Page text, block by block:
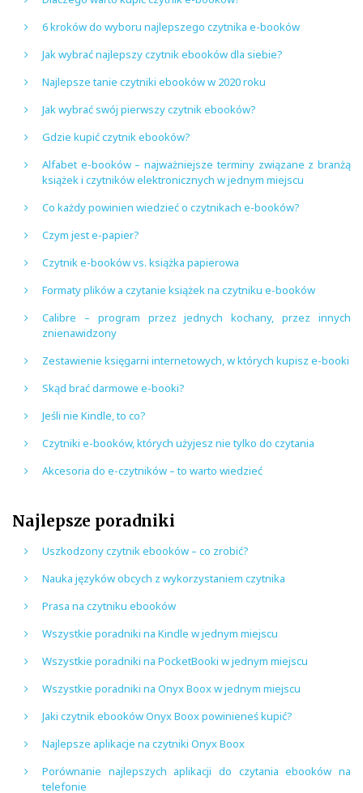
6 kroków do wyboru najlepszego czytnika e-booków
Jak wybrać najlepszy czytnik ebooków dla siebie?
Najlepsze tanie czytniki ebooków w 2020 roku
Jak wybrać swój pierwszy czytnik ebooków?
Gdzie kupić czytnik ebooków?
Alfabet e-booków – najważniejsze terminy związane z branżą
książek i czytników elektronicznych w jednym miejscu
Co każdy powinien wiedzieć o czytnikach e-booków?
Czym jest e-papier?
Czytnik e-booków vs. książka papierowa
Formaty plików a czytanie książek na czytniku e-booków
Calibre – program przez jednych kochany, przez innych
znienawidzony
Zestawienie księgarni internetowych, w których kupisz e-booki
Skąd brać darmowe e-booki?
Jeśli nie Kindle, to co?
Czytniki e-booków, których użyjesz nie tylko do czytania
Akcesoria do e-czytników – to warto wiedzieć
Najlepsze poradniki
Uszkodzony czytnik ebooków – co zrobić?
Nauka języków obcych z wykorzystaniem czytnika
Prasa na czytniku ebooków
Wszystkie poradniki na Kindle w jednym miejscu
Wszystkie poradniki na PocketBooki w jednym miejscu
Wszystkie poradniki na Onyx Boox w jednym miejscu
Jaki czytnik ebooków Onyx Boox powinieneś kupić?
Najlepsze aplikacje na czytniki Onyx Boox
Porównanie najlepszych aplikacji do czytania ebooków na
telefonie